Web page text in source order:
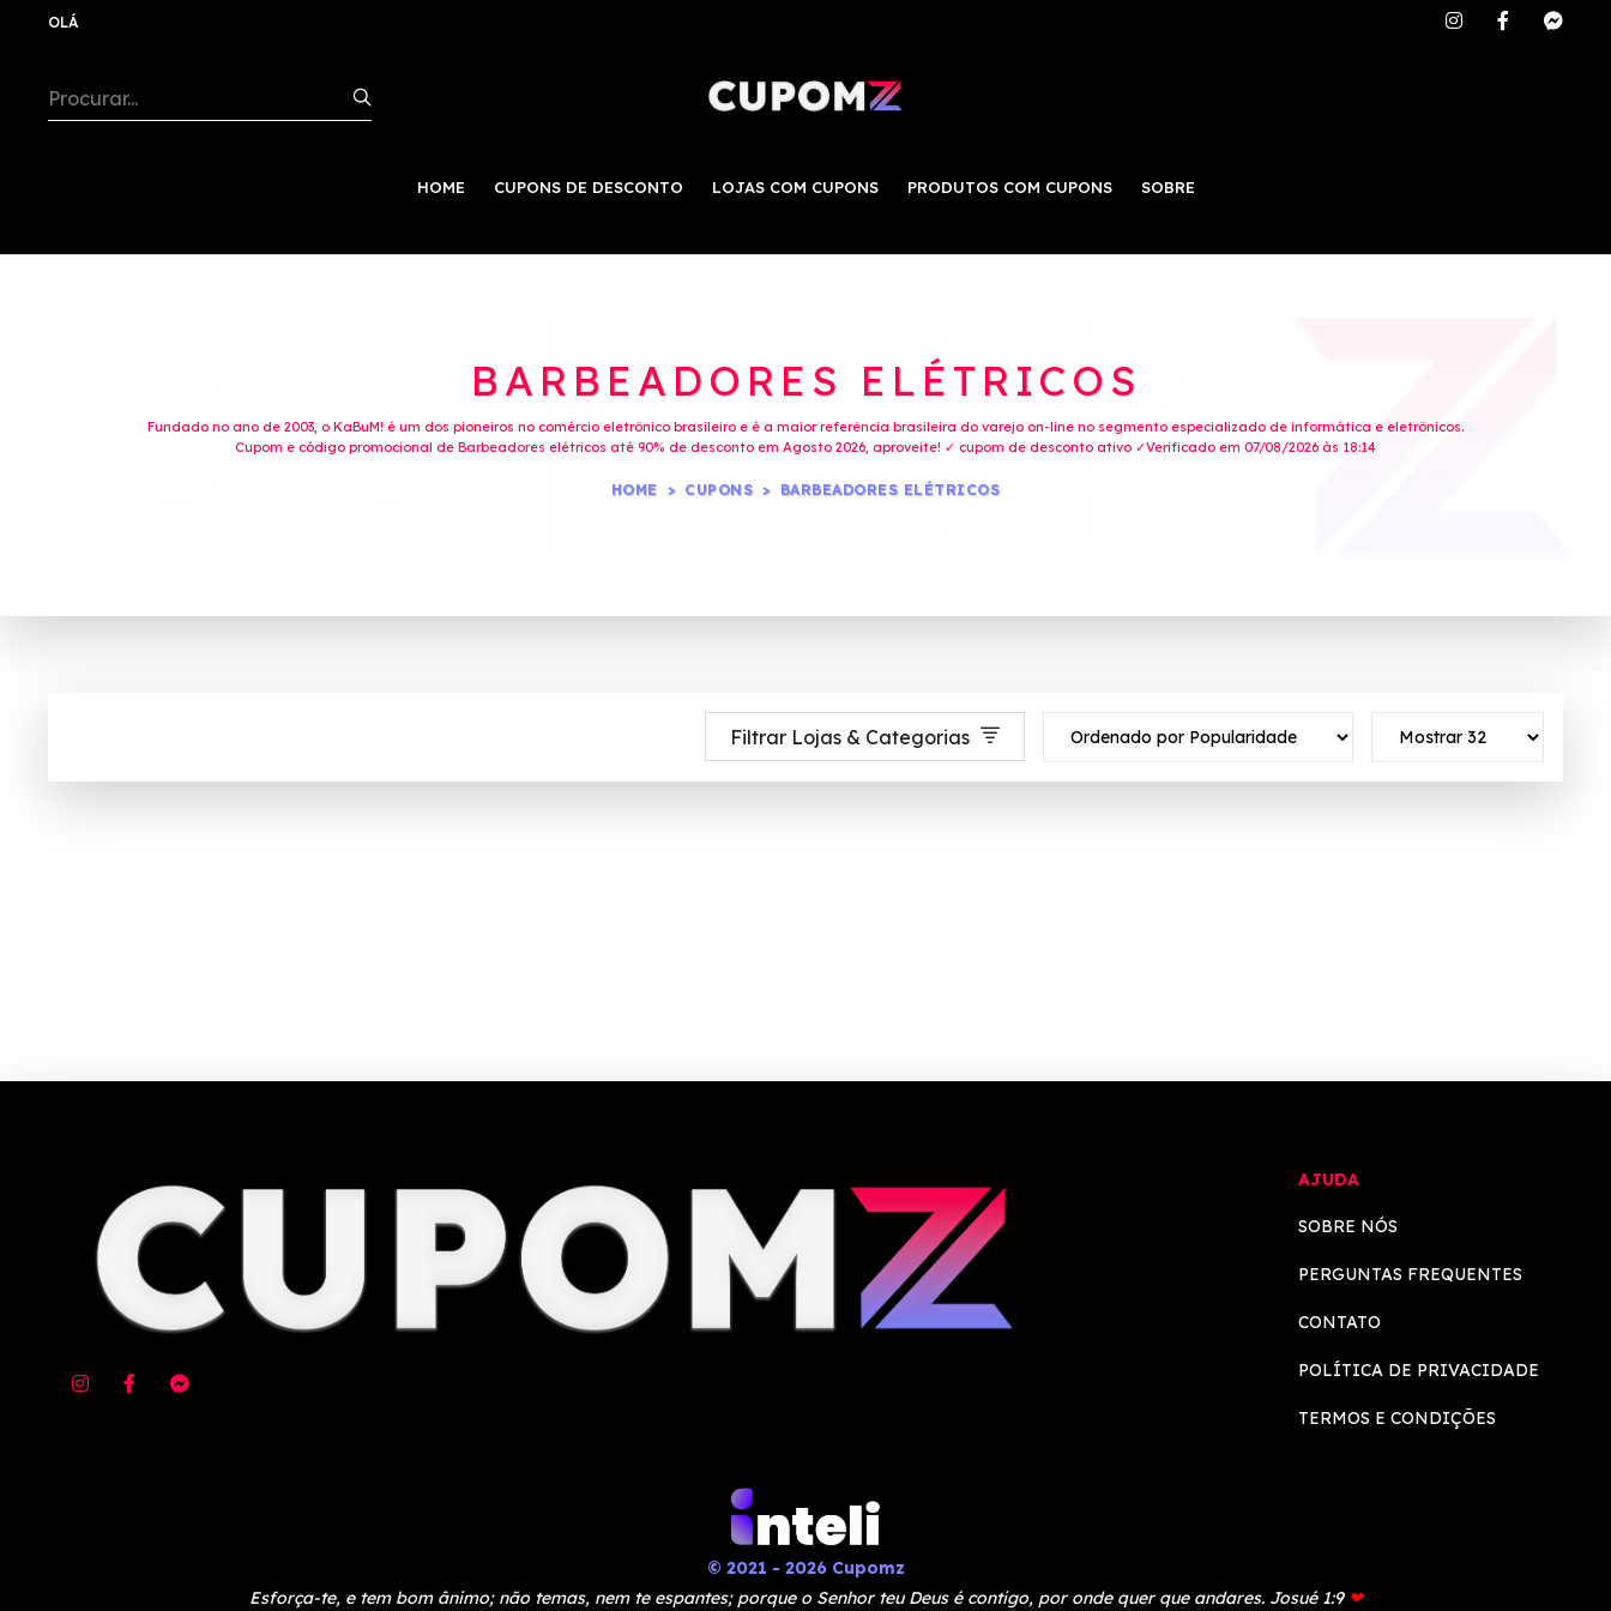
OLÁ
HOME CUPONS DE DESCONTO LOJAS COM CUPONS PRODUTOS COM CUPONS SOBRE
BARBEADORES ELÉTRICOS
Fundado no ano de 2003, o KaBuM! é um dos pioneiros no comércio eletrônico brasileiro e é a maior referência brasileira do varejo on-line no segmento especializado de informática e eletrônicos.
Cupom e código promocional de Barbeadores elétricos até 90% de desconto em Agosto 2026, aproveite! ✓ cupom de desconto ativo ✓Verificado em 07/08/2026 às 18:14
HOME CUPONS BARBEADORES ELÉTRICOS
Filtrar Lojas & Categorias
AJUDA
SOBRE NÓS
PERGUNTAS FREQUENTES
CONTATO
POLÍTICA DE PRIVACIDADE
TERMOS E CONDIÇÕES
© 2021 - 2026 Cupomz
Esforça-te, e tem bom ânimo; não temas, nem te espantes; porque o Senhor teu Deus é contigo, por onde quer que andares. Josué 1:9 ❤